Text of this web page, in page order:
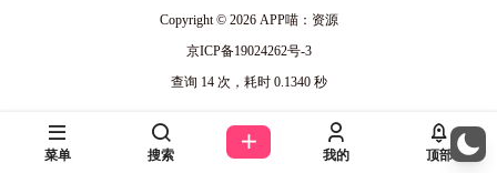
Copyright © 2026APP喵：资源
京ICP备19024262号-3
查询 14 次，耗时 0.1340 秒
菜单 搜索 我的 顶部